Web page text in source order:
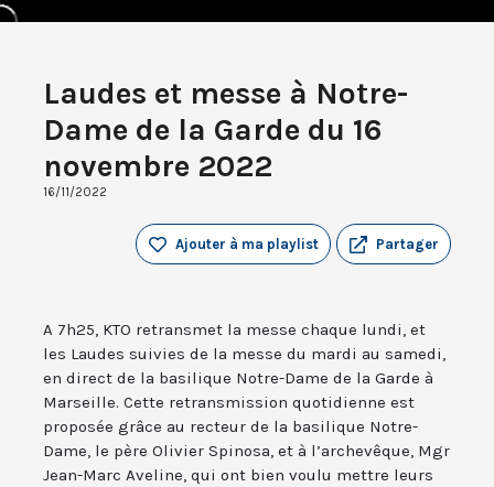
Laudes et messe à Notre-
Dame de la Garde du 16
novembre 2022
16/11/2022
Partager
Ajouter à ma playlist
A 7h25, KTO retransmet la messe chaque lundi, et
les Laudes suivies de la messe du mardi au samedi,
en direct de la basilique Notre-Dame de la Garde à
Marseille. Cette retransmission quotidienne est
proposée grâce au recteur de la basilique Notre-
Dame, le père Olivier Spinosa, et à l’archevêque, Mgr
Jean-Marc Aveline, qui ont bien voulu mettre leurs